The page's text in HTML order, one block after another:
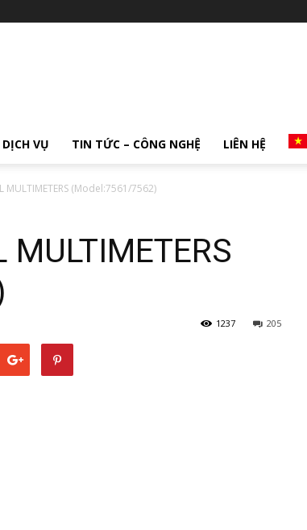
DỊCH VỤ TIN TỨC – CÔNG NGHỆ LIÊN HỆ
MULTIMETERS (Model:7561/7562)
205
1237